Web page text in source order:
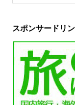
スポンサードリ